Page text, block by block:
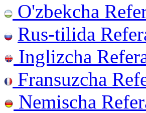
O'zbekcha
Rus-tilida
Inglizcha
Fransuzcha
Nemischa